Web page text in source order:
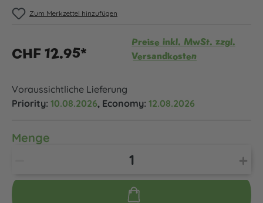
Zum Merkzettel hinzufügen
CHF 12.95*
Preise inkl. MwSt. zzgl.
Versandkosten
Voraussichtliche Lieferung
Priority: 10.08.2026, Economy: 12.08.2026
Menge